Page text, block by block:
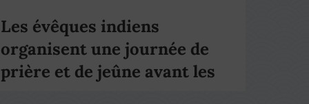
Les évêques indiens
organisent une journée de
prière et de jeûne avant les